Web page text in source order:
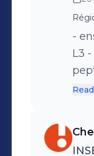
-
L3